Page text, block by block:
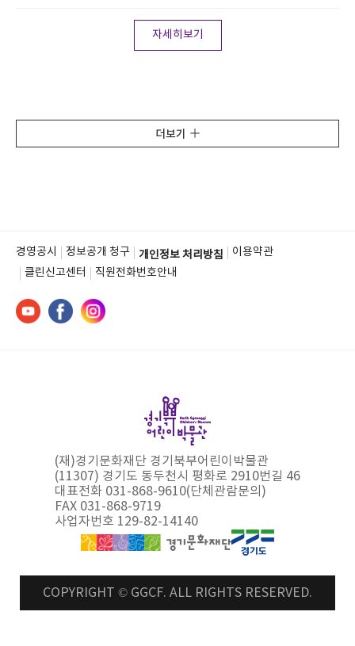
자세히보기
더보기
경영공시 정보공개 청구 개인정보 처리방침
이용약관
클린신고센터
직원전화번호안내
(재)경기문화재단 경기북부어린이박물관
(11307) 경기도 동두천시 평화로 2910번길 46
대표전화 031-868-9610(단체관람문의)
FAX 031-868-9719
사업자번호 129-82-14140
COPYRIGHT © GGCF. ALL RIGHTS RESERVED.